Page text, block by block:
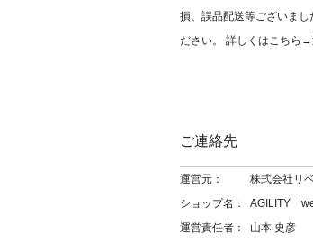
損、誤品配送等ございまし
ださい。 詳しくはこちら→
ご連絡先
運営元：
株式会社リ
ショップ名：
AGILITY
運営責任者：
山本 史彦